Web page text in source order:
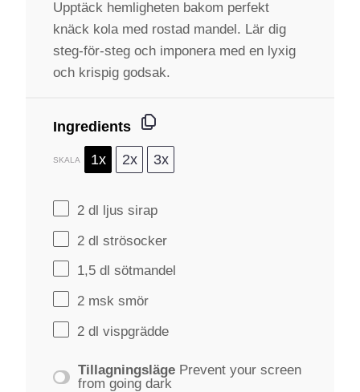
Upptäck hemligheten bakom perfekt
knäck kola med rostad mandel. Lär dig
steg-för-steg och imponera med en lyxig
och krispig godsak.
Ingredients
SKALA 1x 2x 3x
2 dl ljus sirap
2 dl strösocker
1,5 dl sötmandel
2 msk smör
2 dl vispgrädde
Tillagningsläge Prevent your screen
from going dark